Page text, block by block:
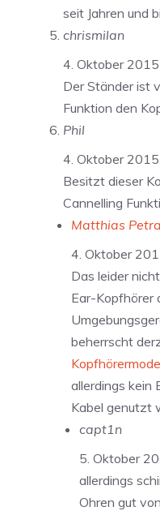
seit Jahren und
chrismilan
4. Oktober
Der Ständer ist
Funktion den
Phil
4. Oktober
Besitzt dieser
Cannelling
Matthias
4. Oktober
Das leider
Ear-Kopfhörer
beherrscht
allerdings kein
Kabel genutzt
capt1n
5. Oktober
allerdings
Ohren gut